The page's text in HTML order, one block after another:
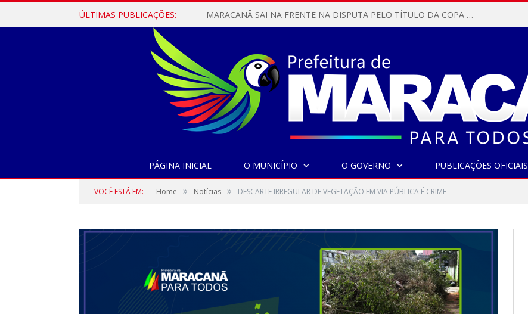
ÚLTIMAS PUBLICAÇÕES: MARACANÃ SAI NA FRENTE NA DISPUTA PELO TÍTULO DA COPA PARÁ SUB-17!
PÁGINA INICIAL O MUNICÍPIO O GOVERNO PUBLICAÇÕES OFICIAIS
VOCÊ ESTÁ EM: Home » Notícias » DESCARTE IRREGULAR DE VEGETAÇÃO EM VIA PÚBLICA É CRIME